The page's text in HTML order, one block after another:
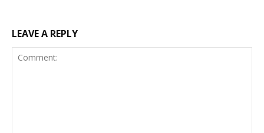
LEAVE A REPLY